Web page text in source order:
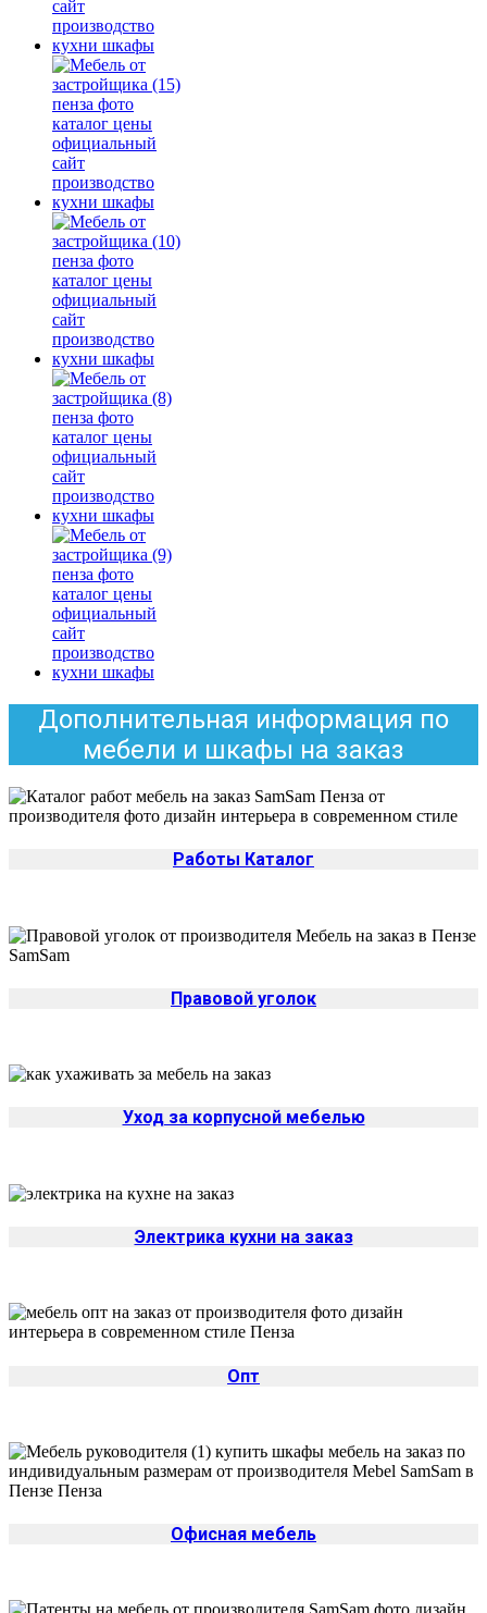
Дополнительная информация по
мебели и шкафы на заказ
Работы Каталог
Правовой уголок
Уход за корпусной мебелью
Электрика кухни на заказ
Опт
Офисная мебель